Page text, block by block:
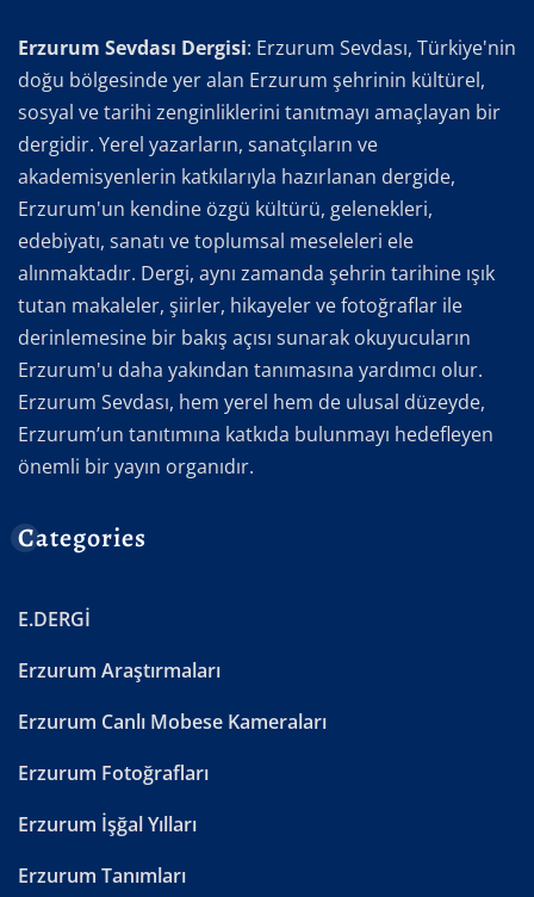
Erzurum Sevdası Dergisi: Erzurum Sevdası, Türkiye'nin
doğu bölgesinde yer alan Erzurum şehrinin kültürel,
sosyal ve tarihi zenginliklerini tanıtmayı amaçlayan bir
dergidir. Yerel yazarların, sanatçıların ve
akademisyenlerin katkılarıyla hazırlanan dergide,
Erzurum'un kendine özgü kültürü, gelenekleri,
edebiyatı, sanatı ve toplumsal meseleleri ele
alınmaktadır. Dergi, aynı zamanda şehrin tarihine ışık
tutan makaleler, şiirler, hikayeler ve fotoğraflar ile
derinlemesine bir bakış açısı sunarak okuyucuların
Erzurum'u daha yakından tanımasına yardımcı olur.
Erzurum Sevdası, hem yerel hem de ulusal düzeyde,
Erzurum’un tanıtımına katkıda bulunmayı hedefleyen
önemli bir yayın organıdır.
Categories
E.DERGİ
Erzurum Araştırmaları
Erzurum Canlı Mobese Kameraları
Erzurum Fotoğrafları
Erzurum İşğal Yılları
Erzurum Tanımları